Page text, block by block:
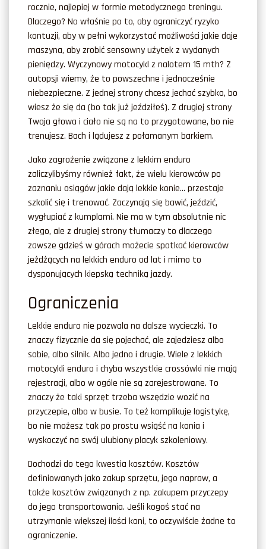
rocznie, najlepiej w formie metodycznego treningu.
Dlaczego? No właśnie po to, aby ograniczyć ryzyko
kontuzji, aby w pełni wykorzystać możliwości jakie daje
maszyna, aby zrobić sensowny użytek z wydanych
pieniędzy. Wyczynowy motocykl z nalotem 15 mth? Z
autopsji wiemy, że to powszechne i jednocześnie
niebezpieczne. Z jednej strony chcesz jechać szybko, bo
wiesz że się da (bo tak już jeździłeś). Z drugiej strony
Twoja głowa i ciało nie są na to przygotowane, bo nie
trenujesz. Bach i lądujesz z połamanym barkiem.
Jako zagrożenie związane z lekkim enduro
zaliczylibyśmy również fakt, że wielu kierowców po
zaznaniu osiągów jakie dają lekkie konie… przestaje
szkolić się i trenować. Zaczynają się bawić, jeździć,
wygłupiać z kumplami. Nie ma w tym absolutnie nic
złego, ale z drugiej strony tłumaczy to dlaczego
zawsze gdzieś w górach możecie spotkać kierowców
jeżdżących na lekkich enduro od lat i mimo to
dysponujących kiepską techniką jazdy.
Ograniczenia
Lekkie enduro nie pozwala na dalsze wycieczki. To
znaczy fizycznie da się pojechać, ale zajedziesz albo
sobie, albo silnik. Albo jedno i drugie. Wiele z lekkich
motocykli enduro i chyba wszystkie crossówki nie mają
rejestracji, albo w ogóle nie są zarejestrowane. To
znaczy że taki sprzęt trzeba wszędzie wozić na
przyczepie, albo w busie. To też komplikuje logistykę,
bo nie możesz tak po prostu wsiąść na konia i
wyskoczyć na swój ulubiony placyk szkoleniowy.
Dochodzi do tego kwestia kosztów. Kosztów
definiowanych jako zakup sprzętu, jego napraw, a
także kosztów związanych z np. zakupem przyczepy
do jego transportowania. Jeśli kogoś stać na
utrzymanie większej ilości koni, to oczywiście żadne to
ograniczenie.